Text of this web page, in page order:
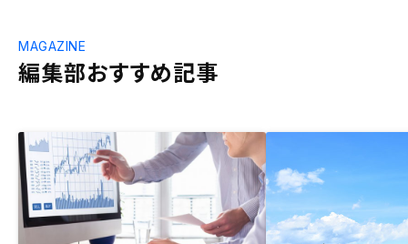
編集部おすすめ記事
MAGAZINE